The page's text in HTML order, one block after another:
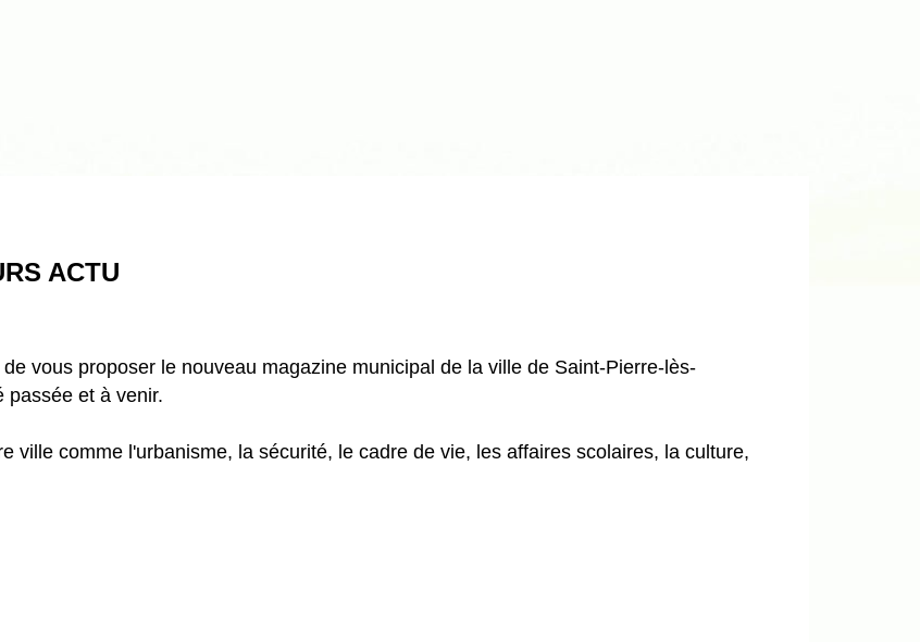
ACTU
vous proposer le nouveau magazine municipal de la ville de Saint-Pierre-lès-
passée et à venir.
ville comme l'urbanisme, la sécurité, le cadre de vie, les affaires scolaires, la culture,